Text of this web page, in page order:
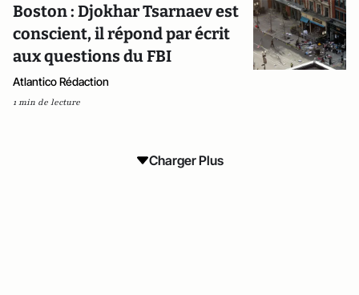
Boston : Djokhar Tsarnaev est
conscient, il répond par écrit
aux questions du FBI
Atlantico Rédaction
1 min de lecture
Charger Plus